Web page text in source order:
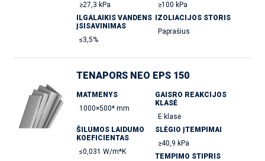
≥27,3 kPa
≥100 kPa
ILGALAIKIS VANDENS
ĮSISAVINIMAS
≤3,5%
IZOLIACIJOS STORIS
Paprašius
TENAPORS NEO EPS 150
MATMENYS
1000×500* mm
GAISRO REAKCIJOS
KLASĖ
E klasė
ŠILUMOS LAIDUMO
KOEFICIENTAS
≤0,031 W/m*K
SLĖGIO ĮTEMPIMAI
≥40,9 kPa
TEMPIMO STIPRIS